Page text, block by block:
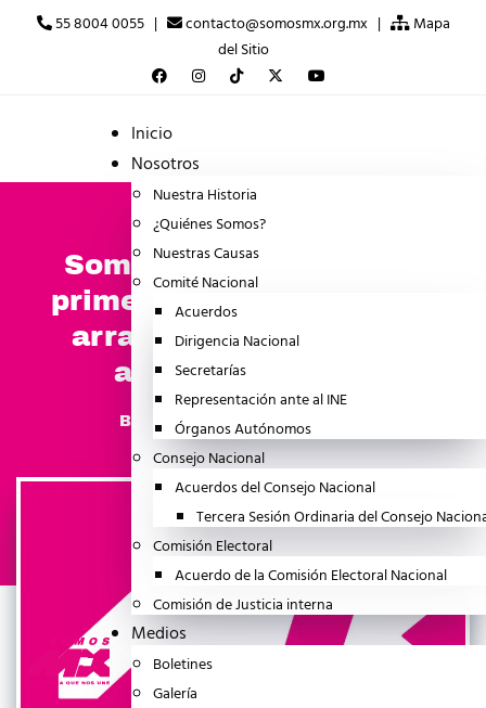
55 8004 0055 | contacto@somosmx.org.mx |
Mapa
del Sitio
Inicio
Nosotros
Nuestra Historia
¿Quiénes Somos?
Nuestras Causas
Comité Nacional
Acuerdos
Dirigencia Nacional
Secretarías
Representación ante al INE
Órganos Autónomos
Consejo Nacional
Acuerdos del Consejo Nacional
Tercera Sesión Ordinaria del Consejo
Comisión Electoral
Acuerdo de la Comisión Electoral Nacional
Comisión de Justicia interna
Medios
Boletines
Galería
SomosMX realizará sus
primeras 39 asambleas y
arranca ya proceso de
afiliación masiva
BOLETINES febrero 15, 2025